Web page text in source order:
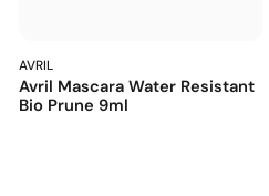
AVRIL
Avril Mascara Water Resistant
Bio Prune 9ml